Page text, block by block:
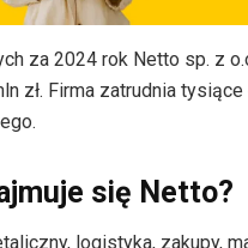
za 2024 rok Netto sp. z
zł. Firma zatrudnia
się Netto?
logistyka, zakupy,